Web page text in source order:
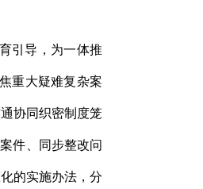
引导，为一体推
重大疑难复杂案
协同织密制度笼
件、同步整改问
的实施办法，分